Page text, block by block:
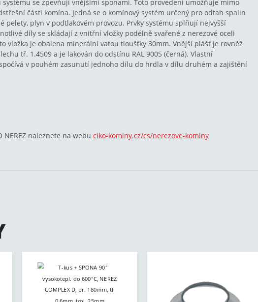
se zpevňují vnějšími sponami. Toto provedení umožňuje mimo
části komína. Jedná se o komínový systém určený pro odtah spalin
pelety, plyn v podtlakovém provozu. Prvky systému splňují nejvyšší
díly se skládají z vnitřní vložky podélně svařené z nerezové oceli
vložka je obalena minerální vatou tloušťky 30mm. Vnější plášť je rovněž
tř. 1.4509 a je lakován do odstínu RAL 9005 (černá). Vlastní
v pouhém zasunutí jednoho dílu do hrdla v dílu druhém a zajištění
NEREZ naleznete na webu ciko-kominy.cz/cs/nerezove-kominy